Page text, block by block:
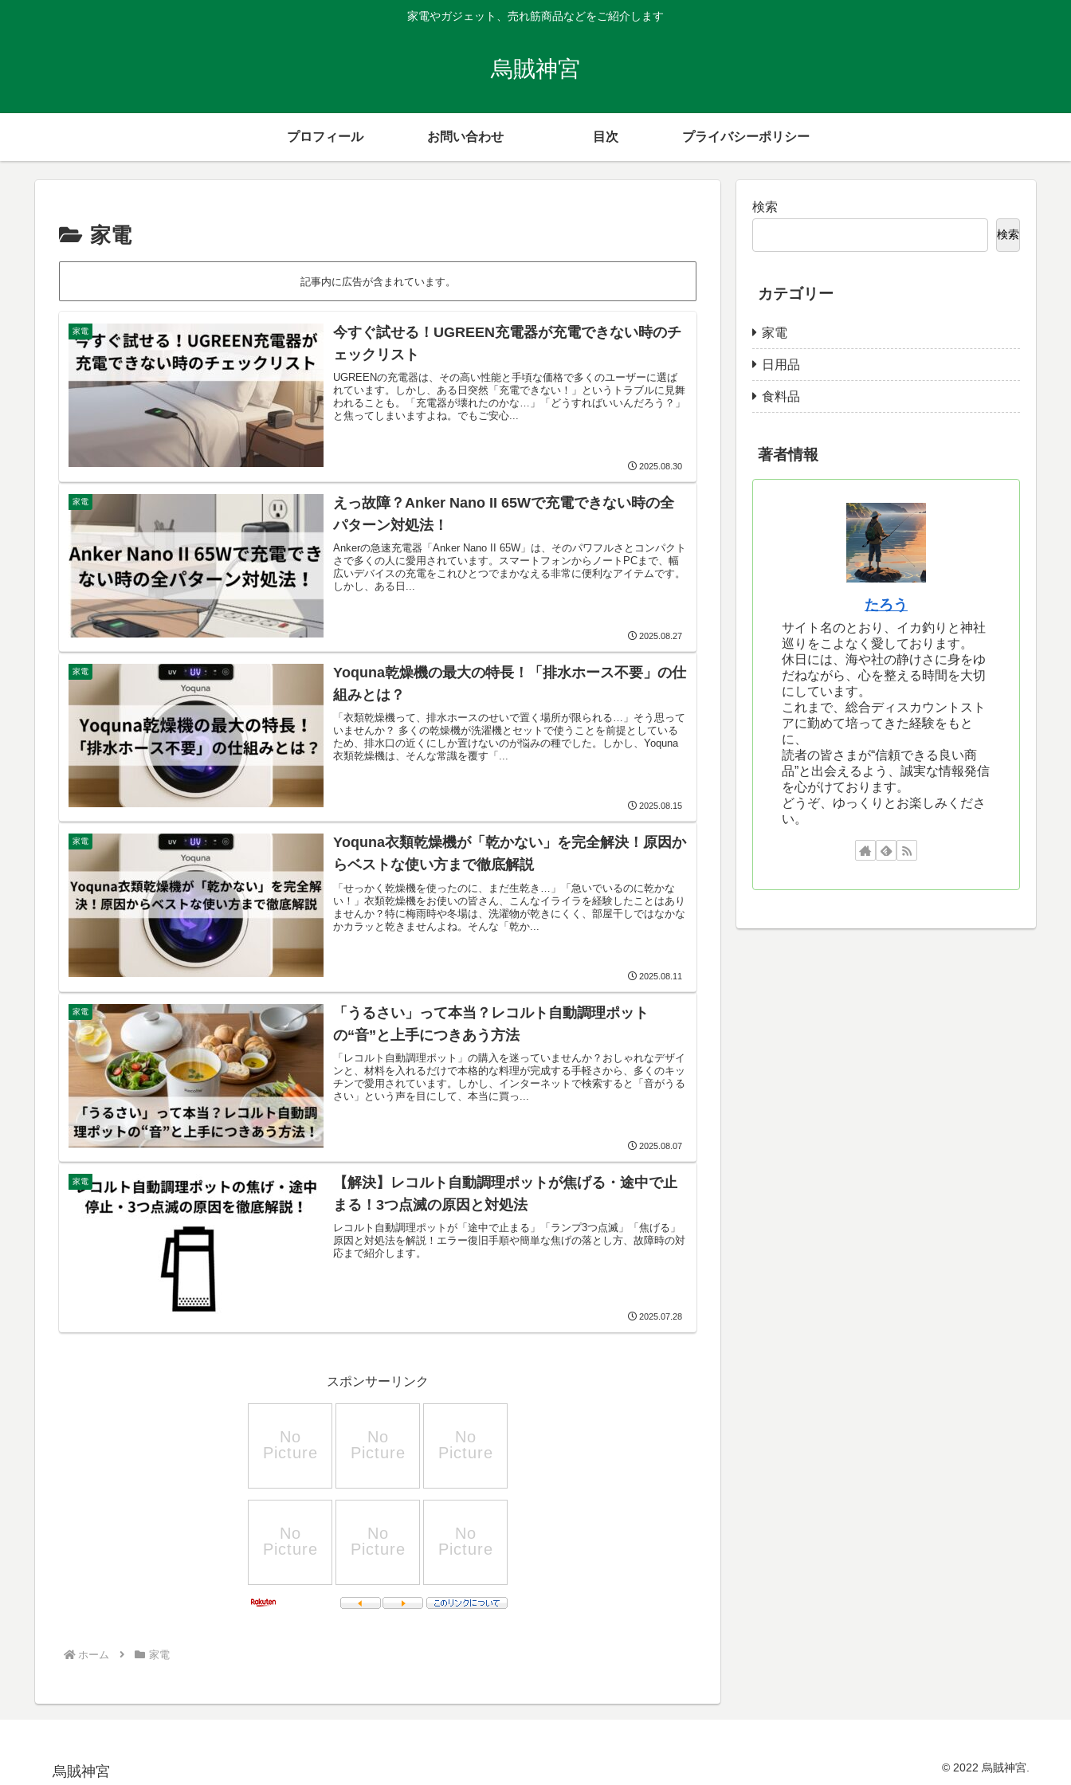
家電やガジェット、売れ筋商品などをご紹介します
烏賊神宮
プロフィール お問い合わせ 目次 プライバシーポリシー
家電
記事内に広告が含まれています。
家電
今すぐ試せる！UGREEN充電器が充電できない時のチ
ェックリスト
UGREENの充電器は、その高い性能と手頃な価格で多くのユーザーに選ば
れています。しかし、ある日突然「充電できない！」というトラブルに見舞
われることも。「充電器が壊れたのかな…」「どうすればいいんだろう？」
と焦ってしまいますよね。でもご安心...
2025.08.30
家電
えっ故障？Anker Nano II 65Wで充電できない時の全
パターン対処法！
Ankerの急速充電器「Anker Nano II 65W」は、そのパワフルさとコンパクト
さで多くの人に愛用されています。スマートフォンからノートPCまで、幅
広いデバイスの充電をこれひとつでまかなえる非常に便利なアイテムです。
しかし、ある日...
2025.08.27
家電
Yoquna乾燥機の最大の特長！「排水ホース不要」の仕
組みとは？
「衣類乾燥機って、排水ホースのせいで置く場所が限られる…」そう思って
いませんか？ 多くの乾燥機が洗濯機とセットで使うことを前提としている
ため、排水口の近くにしか置けないのが悩みの種でした。しかし、Yoquna
衣類乾燥機は、そんな常識を覆す「...
2025.08.15
家電
Yoquna衣類乾燥機が「乾かない」を完全解決！原因か
らベストな使い方まで徹底解説
「せっかく乾燥機を使ったのに、まだ生乾き…」「急いでいるのに乾かな
い！」衣類乾燥機をお使いの皆さん、こんなイライラを経験したことはあり
ませんか？特に梅雨時や冬場は、洗濯物が乾きにくく、部屋干しではなかな
かカラッと乾きませんよね。そんな「乾か...
2025.08.11
家電
「うるさい」って本当？レコルト自動調理ポット
の“音”と上手につきあう方法
「レコルト自動調理ポット」の購入を迷っていませんか？おしゃれなデザイ
ンと、材料を入れるだけで本格的な料理が完成する手軽さから、多くのキッ
チンで愛用されています。しかし、インターネットで検索すると「音がうる
さい」という声を目にして、本当に買っ...
2025.08.07
家電
【解決】レコルト自動調理ポットが焦げる・途中で止
まる！3つ点滅の原因と対処法
レコルト自動調理ポットが「途中で止まる」「ランプ3つ点滅」「焦げる」
原因と対処法を解説！エラー復旧手順や簡単な焦げの落とし方、故障時の対
応まで紹介します。
2025.07.28
スポンサーリンク
ホーム 家電
検索
検索
カテゴリー
家電
日用品
食料品
著者情報
たろう
サイト名のとおり、イカ釣りと神社
巡りをこよなく愛しております。
休日には、海や社の静けさに身をゆ
だねながら、心を整える時間を大切
にしています。
これまで、総合ディスカウントスト
アに勤めて培ってきた経験をもと
に、
読者の皆さまが“信頼できる良い商
品”と出会えるよう、誠実な情報発信
を心がけております。
どうぞ、ゆっくりとお楽しみくださ
い。
烏賊神宮 © 2022 烏賊神宮.